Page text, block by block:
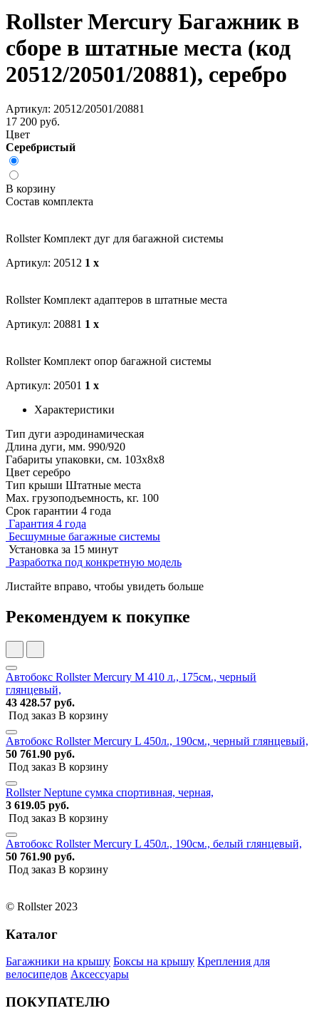
Rollster Mercury Багажник в
сборе в штатные места (код
20512/20501/20881), серебро
Артикул: 20512/20501/20881
17 200 руб.
Цвет
Серебристый
В корзину
Состав комплекта
Rollster Комплект дуг для багажной системы
Артикул: 20512 1 x
Rollster Комплект адаптеров в штатные места
Артикул: 20881 1 x
Rollster Комплект опор багажной системы
Артикул: 20501 1 x
Характеристики
Тип дуги аэродинамическая
Длина дуги, мм. 990/920
Габариты упаковки, см. 103х8х8
Цвет серебро
Тип крыши Штатные места
Мах. грузоподъемность, кг. 100
Срок гарантии 4 года
Гарантия 4 года
Бесшумные багажные системы
Установка за 15 минут
Разработка под конкретную модель
Листайте вправо, чтобы увидеть больше
Рекомендуем к покупке
Автобокс Rollster Mercury M 410 л., 175см., черный
глянцевый,
43 428.57 руб.
Под заказ В корзину
Автобокс Rollster Mercury L 450л., 190см., черный глянцевый,
50 761.90 руб.
Под заказ В корзину
Rollster Neptune сумка спортивная, черная,
3 619.05 руб.
Под заказ В корзину
Автобокс Rollster Mercury L 450л., 190см., белый глянцевый,
50 761.90 руб.
Под заказ В корзину
© Rollster 2023
Каталог
Багажники на крышу Боксы на крышу Крепления для
велосипедов Аксессуары
ПОКУПАТЕЛЮ